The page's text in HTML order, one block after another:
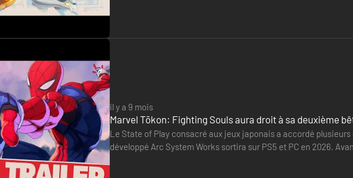
découvrez des combos, des synergies et des stratégies. Traversez des niveaux
et des stratégies uniques au cours de combats aussi immersifs qu'intuitifs. Menez vos
à des enchaînements simples à réaliser.
il y a 9 mois
Marvel Tōkon: Fighting Souls aura droit à sa deuxième
Le State of Play consacré aux jeux japonais a accordé
développé Arc System Works sortira sur PS5 et PC en 2026.